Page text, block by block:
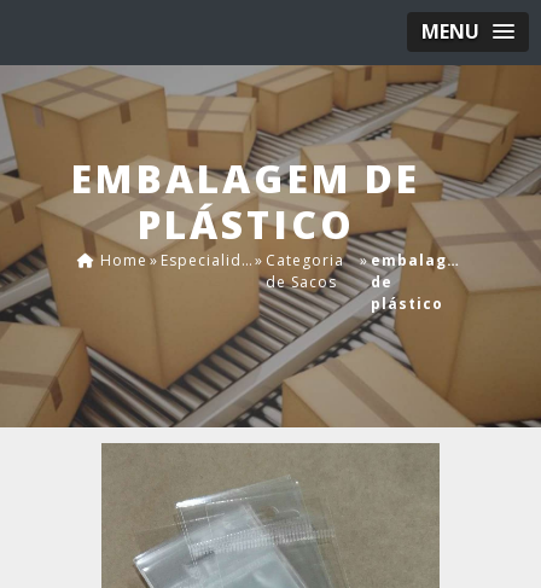
MENU
EMBALAGEM DE
PLÁSTICO
Home» Especialidades » Categoria
de Sacos
»embalagem
de
plástico